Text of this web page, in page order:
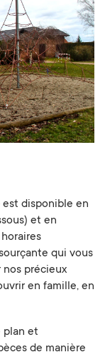
est disponible en
et en
qui vous
précieux
en famille, en
plan et
de manière